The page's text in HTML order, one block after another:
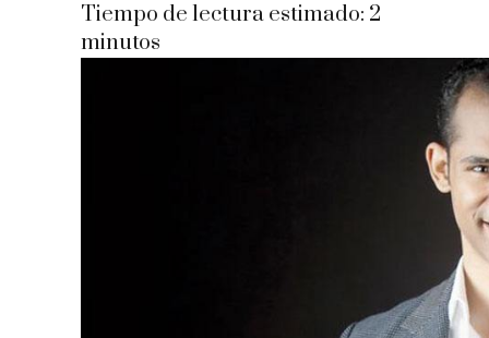
Tiempo de lectura estimado: 2
minutos